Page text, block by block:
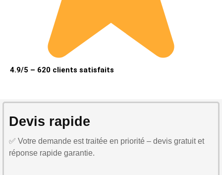
4.9/5 – 620 clients satisfaits
Devis rapide
✅ Votre demande est traitée en priorité – devis gratuit et
réponse rapide garantie.